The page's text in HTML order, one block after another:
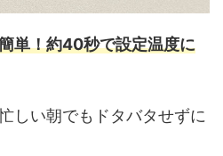
単！約40秒で設定温度に
しい朝でもドタバタせずに